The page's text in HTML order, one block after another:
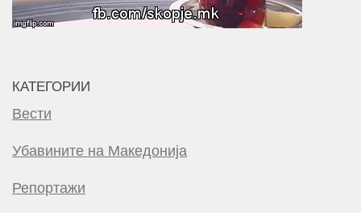
КАТЕГОРИИ
Вести
Убавините на Македонија
Репортажи